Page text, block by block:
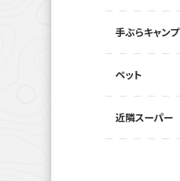
手ぶらキャンプ
ペット
近隣スーパー